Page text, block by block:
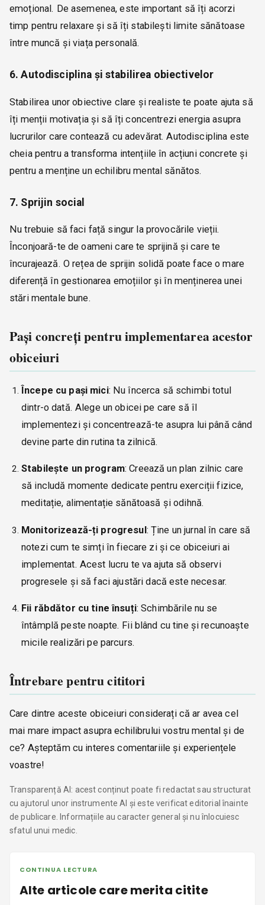
emoțional. De asemenea, este important să îți acorzi
timp pentru relaxare și să îți stabilești limite sănătoase
între muncă și viața personală.
6. Autodisciplina și stabilirea obiectivelor
Stabilirea unor obiective clare și realiste te poate ajuta să
îți menții motivația și să îți concentrezi energia asupra
lucrurilor care contează cu adevărat. Autodisciplina este
cheia pentru a transforma intențiile în acțiuni concrete și
pentru a menține un echilibru mental sănătos.
7. Sprijin social
Nu trebuie să faci față singur la provocările vieții.
Înconjoară-te de oameni care te sprijină și care te
încurajează. O rețea de sprijin solidă poate face o mare
diferență în gestionarea emoțiilor și în menținerea unei
stări mentale bune.
Pași concreți pentru implementarea acestor
obiceiuri
Începe cu pași mici: Nu încerca să schimbi totul
dintr-o dată. Alege un obicei pe care să îl
implementezi și concentrează-te asupra lui până când
devine parte din rutina ta zilnică.
Stabilește un program: Creează un plan zilnic care
să includă momente dedicate pentru exerciții fizice,
meditație, alimentație sănătoasă și odihnă.
Monitorizează-ți progresul: Ține un jurnal în care să
notezi cum te simți în fiecare zi și ce obiceiuri ai
implementat. Acest lucru te va ajuta să observi
progresele și să faci ajustări dacă este necesar.
Fii răbdător cu tine însuți: Schimbările nu se
întâmplă peste noapte. Fii blând cu tine și recunoaște
micile realizări pe parcurs.
Întrebare pentru cititori
Care dintre aceste obiceiuri considerați că ar avea cel
mai mare impact asupra echilibrului vostru mental și de
ce? Așteptăm cu interes comentariile și experiențele
voastre!
Transparență AI: acest conținut poate fi redactat sau structurat
cu ajutorul unor instrumente AI și este verificat editorial înainte
de publicare. Informațiile au caracter general și nu înlocuiesc
sfatul unui medic.
CONTINUA LECTURA
Alte articole care merita citite